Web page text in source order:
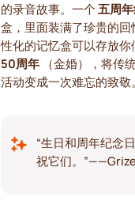
的录音故事。一个五周
盒，里面装满了珍贵的
性化的记忆盒可以存放
50周年 （金婚），将传
活动变成一次难忘的致敬。
“生日和周年纪念
祝它们。